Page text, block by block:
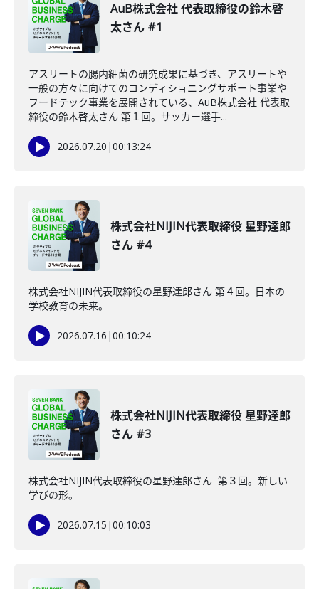
AuB株式会社 代表取締役の鈴木啓
太さん #1
アスリートの腸内細菌の研究成果に基づき、アスリートや
一般の方々に向けてのコンディショニングサポート事業や
フードテック事業を展開されている、AuB株式会社 代表取
締役の鈴木啓太さん 第１回。サッカー選手...
2026.07.20 |00:13:24
株式会社NIJIN代表取締役 星野達郎
さん #4
株式会社NIJIN代表取締役の星野達郎さん 第４回。日本の
学校教育の未来。
2026.07.16 |00:10:24
株式会社NIJIN代表取締役 星野達郎
さん #3
株式会社NIJIN代表取締役の星野達郎さん 第３回。新しい
学びの形。
2026.07.15 |00:10:03